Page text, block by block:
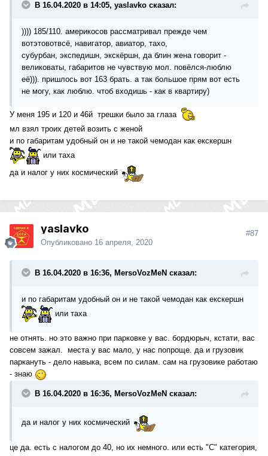
В 16.04.2020 в 14:05, yaslavko сказал:
)))) 185/110. америкосов рассматривал прежде чем
вотэтовотвсё, навигатор, авиатор, тахо,
субурбан, экспедишн, экскёршн, да блин жена говорит -
великоваты, габаритов не чувствую мол. повёлся-люблю
её))). пришлось вот 163 брать. а так большое прям вот есть
не могу, как люблю. чтоб входишь - как в квартиру)
У меня 195 и 120 и 46й трешки было за глаза
мл взял троих детей возить с женой
и по габаритам удобный он и не такой чемодан как екскершн
или таха
да и налог у них космический
yaslavko
Опубликовано 16 апреля, 2020
#87
В 16.04.2020 в 16:36, MersoVozMeN сказал:
и по габаритам удобный он и не такой чемодан как екскершн
или таха
не отнять. но это важно при парковке у вас. бордюрыч, кстати, вас
совсем зажал. места у вас мало, у нас попроще. да и грузовик
паркануть - дело навыка, всем по силам. сам на грузовике работаю
- знаю
В 16.04.2020 в 16:36, MersoVozMeN сказал:
да и налог у них космический
це да. есть с налогом до 40, но их немного. или есть "С" категория,